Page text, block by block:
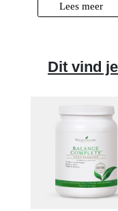
Lees meer
Dit vind